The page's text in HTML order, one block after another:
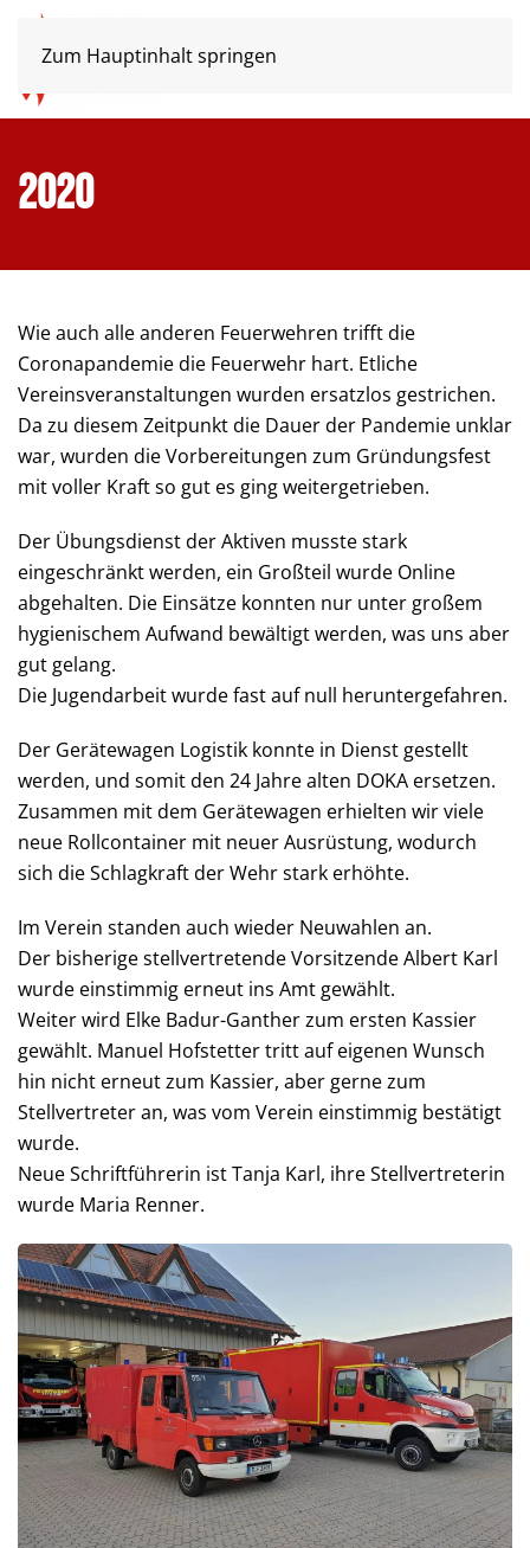
Zum Hauptinhalt springen
2020
Wie auch alle anderen Feuerwehren trifft die
Coronapandemie die Feuerwehr hart. Etliche
Vereinsveranstaltungen wurden ersatzlos gestrichen.
Da zu diesem Zeitpunkt die Dauer der Pandemie unklar
war, wurden die Vorbereitungen zum Gründungsfest
mit voller Kraft so gut es ging weitergetrieben.
Der Übungsdienst der Aktiven musste stark
eingeschränkt werden, ein Großteil wurde Online
abgehalten. Die Einsätze konnten nur unter großem
hygienischem Aufwand bewältigt werden, was uns aber
gut gelang.
Die Jugendarbeit wurde fast auf null heruntergefahren.
Der Gerätewagen Logistik konnte in Dienst gestellt
werden, und somit den 24 Jahre alten DOKA ersetzen.
Zusammen mit dem Gerätewagen erhielten wir viele
neue Rollcontainer mit neuer Ausrüstung, wodurch
sich die Schlagkraft der Wehr stark erhöhte.
Im Verein standen auch wieder Neuwahlen an.
Der bisherige stellvertretende Vorsitzende Albert Karl
wurde einstimmig erneut ins Amt gewählt.
Weiter wird Elke Badur-Ganther zum ersten Kassier
gewählt. Manuel Hofstetter tritt auf eigenen Wunsch
hin nicht erneut zum Kassier, aber gerne zum
Stellvertreter an, was vom Verein einstimmig bestätigt
wurde.
Neue Schriftführerin ist Tanja Karl, ihre Stellvertreterin
wurde Maria Renner.